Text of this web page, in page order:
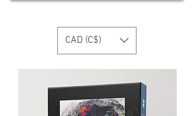
CAD (C$)